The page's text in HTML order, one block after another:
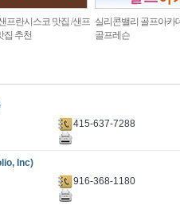
프란시스코 맛집 /샌프
집 추천
실리콘밸리 골프아카
골프레슨
415-637-7288
Inc)
916-368-1180